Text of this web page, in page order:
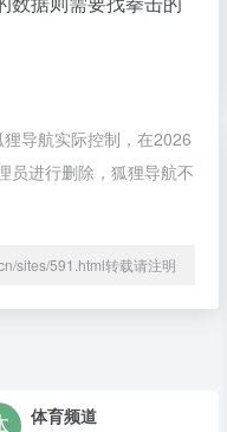
导航实际控制，在2026
员进行删除，狐狸导航不
sites/591.html转载请注明
体育频道